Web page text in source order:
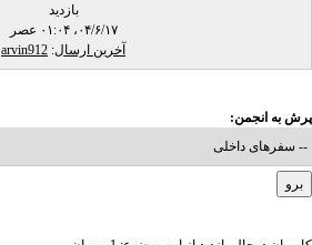
بازدید
۰۴/۶/۱۷، ۰۱:۰۴ عصر
آخرین ارسال:
arvin912
پرش به انجمن: